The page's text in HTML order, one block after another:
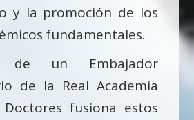
y la promoción de los
fundamentales.
de un Embajador
de la Real Academia
fusiona estos